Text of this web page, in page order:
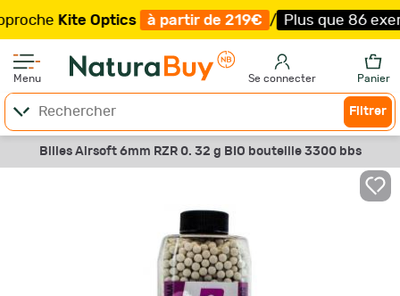
Kite Optics à partir de 219€ / Plus que 86
Menu Se connecter Panier
Filtrer
Billes Airsoft 6mm RZR 0. 32 g BIO bouteille 3300 bbs